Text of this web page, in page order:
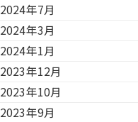
2024年7月
2024年3月
2024年1月
2023年12月
2023年10月
2023年9月